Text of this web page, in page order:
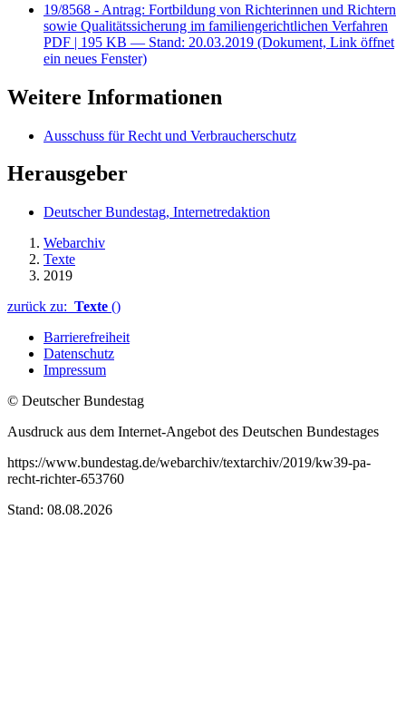
19/8568 - Antrag: Fortbildung von Richterinnen und Richtern
sowie Qualitätssicherung im familiengerichtlichen Verfahren
PDF | 195 KB — Stand: 20.03.2019 (Dokument, Link öffnet
ein neues Fenster)
Weitere Informationen
Ausschuss für Recht und Verbraucherschutz
Herausgeber
Deutscher Bundestag, Internetredaktion
Webarchiv
Texte
2019
zurück zu: Texte ()
Barrierefreiheit
Datenschutz
Impressum
© Deutscher Bundestag
Ausdruck aus dem Internet-Angebot des Deutschen Bundestages
https://www.bundestag.de/webarchiv/textarchiv/2019/kw39-pa-
recht-richter-653760
Stand: 08.08.2026